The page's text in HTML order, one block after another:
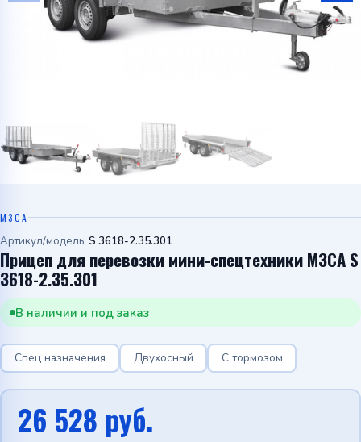
Telegram
МЗСА
Артикул/модель: S 3618-2.35.301
Прицеп для перевозки мини-спецтехники МЗСА S
3618-2.35.301
В наличии и под заказ
Спец назначения Двухосный С тормозом
26 528 руб.